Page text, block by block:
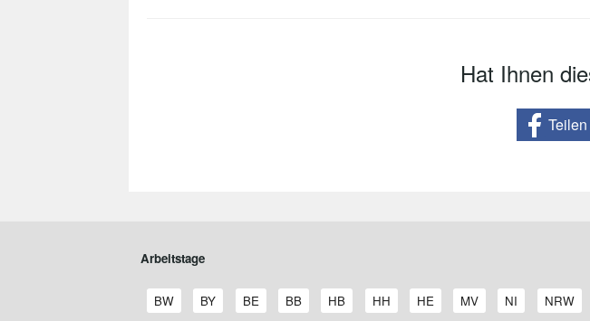
Hat Ihnen
Teilen
Arbeitstage
A
r
BW
A
r
BY
A
r
BE
A
r
BB
A
r
HB
A
r
HH
A
r
HE
A
r
MV
A
r
NI
A
r
NRW